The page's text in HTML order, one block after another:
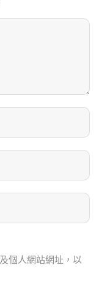
個人網站網址，以